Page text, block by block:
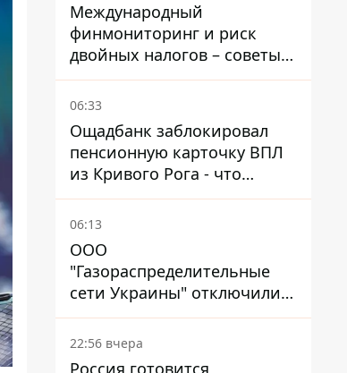
Международный
финмониторинг и риск
двойных налогов – советы
украинцам в Польше
06:33
Ощадбанк заблокировал
пенсионную карточку ВПЛ
из Кривого Рога - что
решил суд
06:13
ООО
"Газораспределительные
сети Украины" отключили
львовянке газ - что решил
суд
22:56 вчера
Россия готовится